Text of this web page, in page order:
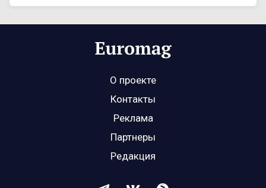
О проекте
Контакты
Реклама
Партнеры
Редакция